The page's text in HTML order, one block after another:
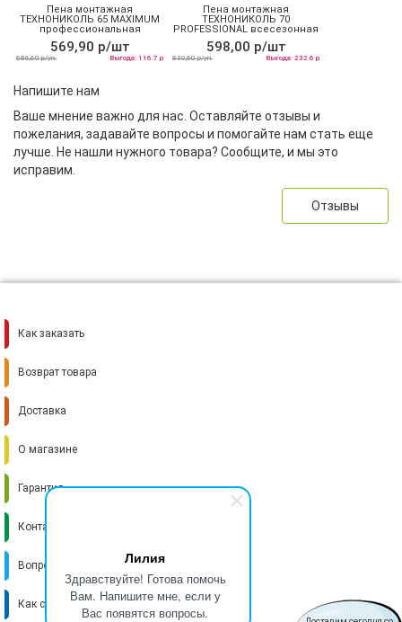
Лилия
Здравствуйте! Готова помочь
Вам. Напишите мне, если у
Вас появятся вопросы.
Пена монтажная
ТЕХНОНИКОЛЬ 65 MAXIMUM
профессиональная
всесезонная
569,90 р/шт
686,60 р/уп Выгода: 116.7 р
Пена монтажная
ТЕХНОНИКОЛЬ 70
PROFESSIONAL всесезонная
598,00 р/шт
830,60 р/уп Выгода: 232.6 р
Напишите нам
Ваше мнение важно для нас. Оставляйте отзывы и
пожелания, задавайте вопросы и помогайте нам стать еще
лучше. Не нашли нужного товара? Сообщите, и мы это
исправим.
Отзывы
Как заказать
Возврат товара
Доставка
О магазине
Гарантия
Контакты
Вопрос-ответ
Как стать поставщиком